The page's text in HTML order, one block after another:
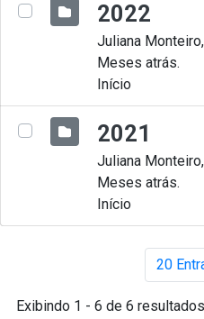
2022
Juliana
Meses atrás.
Início
2021
Juliana
Meses atrás.
Início
20
Exibindo 1 - 6 de 6